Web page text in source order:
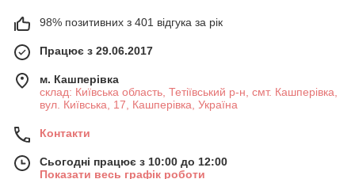
98% позитивних з 401 відгука за рік
Працює з 29.06.2017
м. Кашперівка
склад: Київська область, Тетіївський р-н, смт. Кашперівка,
вул. Київська, 17, Кашперівка, Україна
Контакти
Сьогодні працює з 10:00 до 12:00
Показати весь графік роботи